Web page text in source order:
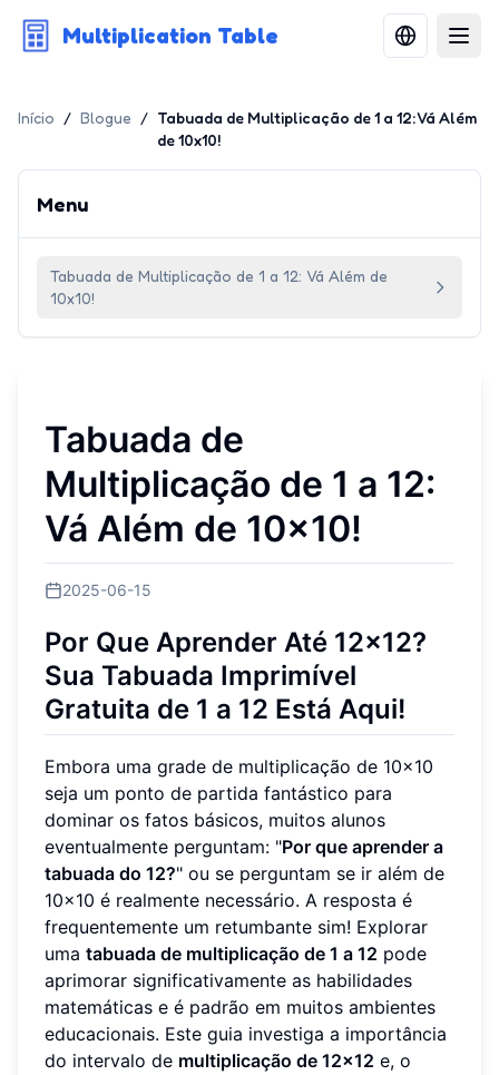
Multiplication Table
Início / Blogue / Tabuada de Multiplicação de 1 a 12: Vá Além
de 10x10!
Menu
Tabuada de Multiplicação de 1 a 12: Vá Além de
10x10!
Tabuada de
Multiplicação de 1 a 12:
Vá Além de 10x10!
2025-06-15
Por Que Aprender Até 12x12?
Sua Tabuada Imprimível
Gratuita de 1 a 12 Está Aqui!
Embora uma grade de multiplicação de 10x10
seja um ponto de partida fantástico para
dominar os fatos básicos, muitos alunos
eventualmente perguntam: "Por que aprender a
tabuada do 12?" ou se perguntam se ir além de
10x10 é realmente necessário. A resposta é
frequentemente um retumbante sim! Explorar
uma tabuada de multiplicação de 1 a 12 pode
aprimorar significativamente as habilidades
matemáticas e é padrão em muitos ambientes
educacionais. Este guia investiga a importância
do intervalo de multiplicação de 12x12 e, o